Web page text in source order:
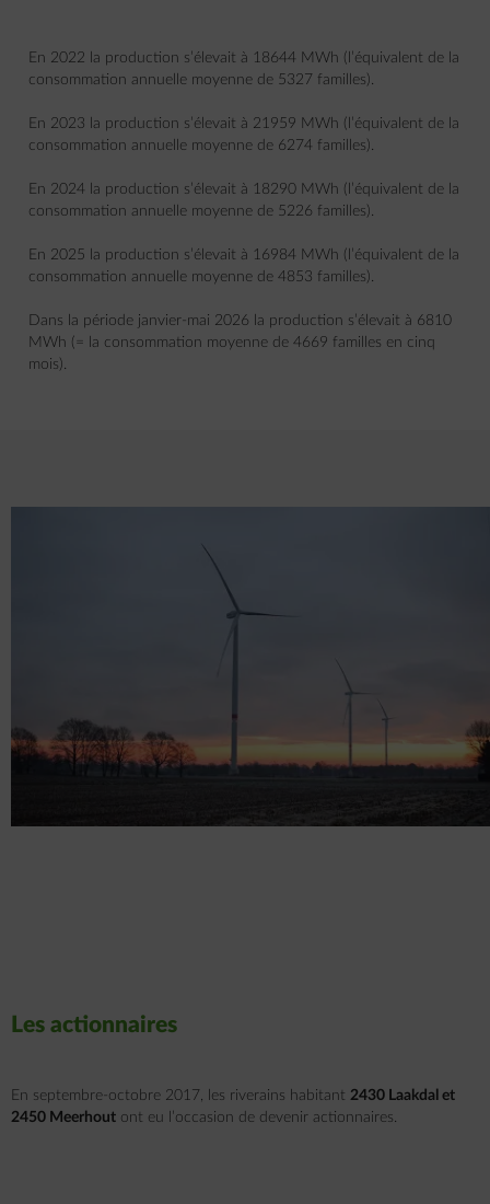
En 2022 la production s’élevait à 18644 MWh (l’équivalent de la
consommation annuelle moyenne de 5327 familles).
En 2023 la production s’élevait à 21959 MWh (l’équivalent de la
consommation annuelle moyenne de 6274 familles).
En 2024 la production s’élevait à 18290 MWh (l’équivalent de la
consommation annuelle moyenne de 5226 familles).
En 2025 la production s’élevait à 16984 MWh (l’équivalent de la
consommation annuelle moyenne de 4853 familles).
Dans la période janvier-mai 2026 la production s’élevait à 6810
MWh (= la consommation moyenne de 4669 familles en cinq
mois).
Les actionnaires
En septembre-octobre 2017, les riverains habitant 2430 Laakdal et
2450 Meerhout ont eu l’occasion de devenir actionnaires.